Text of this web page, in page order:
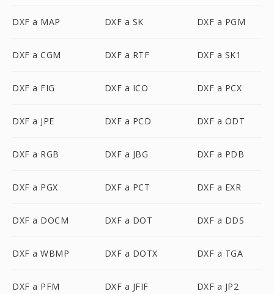
DXF a MAP DXF a SK DXF a PGM
DXF a CGM DXF a RTF DXF a SK1
DXF a FIG DXF a ICO DXF a PCX
DXF a JPE DXF a PCD DXF a ODT
DXF a RGB DXF a JBG DXF a PDB
DXF a PGX DXF a PCT DXF a EXR
DXF a DOCM DXF a DOT DXF a DDS
DXF a WBMP DXF a DOTX DXF a TGA
DXF a PFM DXF a JFIF DXF a JP2